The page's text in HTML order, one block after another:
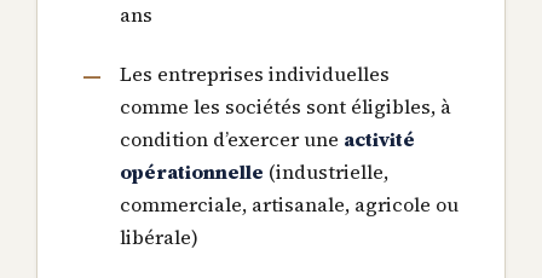
ans
Les entreprises individuelles
comme les sociétés sont éligibles, à
condition d’exercer une activité
opérationnelle (industrielle,
commerciale, artisanale, agricole ou
libérale)